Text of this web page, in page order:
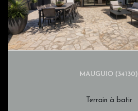
MAUGUIO (34130)
Terrain à batir